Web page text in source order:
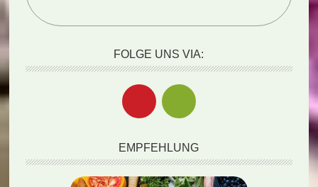
FOLGE UNS VIA:
EMPFEHLUNG